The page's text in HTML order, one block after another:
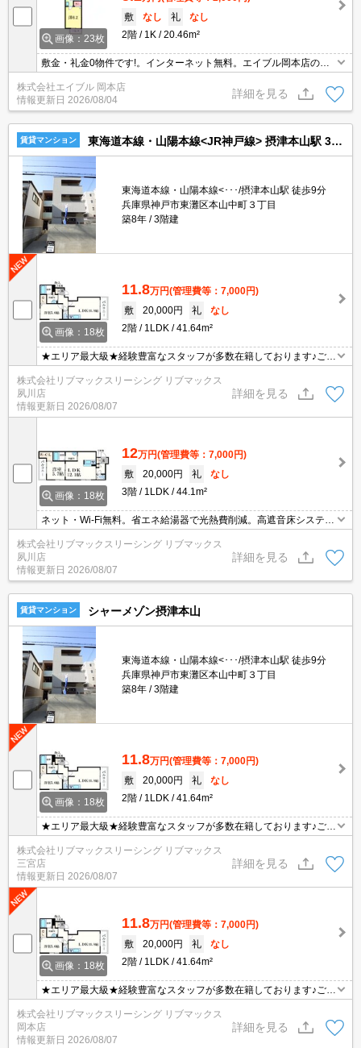
画像：23枚
敷
なし 礼
なし
2階
1K 20.46m²
敷金・礼金0物件です!。インターネット無料。エイブル岡本店の専
付き。南向きで日当り良好。初期費用・家賃カード払い可。引越指
定業者あり。
株式会社エイブル 岡本店
情報更新日 2026/08/04
詳細を見る
賃貸マンション 東海道本線・山陽本線<JR神戸線> 摂津本山駅 3階建 築8年
東海道本線・山陽本線<･･･/摂津本山駅 徒歩9分
兵庫県神戸市東灘区本山中町３丁目
築8年
3階建
画像：18枚
11.8万円(管理費等：7,000円)
敷
20,000円 礼
なし
2階
1LDK 41.64m²
★エリア最大級★経験豊富なスタッフが多数在籍しております♪ご要
能！オンライン内覧・オンライン契約等弊社に一度も来店せずとも
問題ありません♪弊社ではネットに掲載されている物件も全てご紹介
可能になりますので気になる物件は全て申し付けください★
株式会社リブマックスリーシング リブマックス
夙川店
情報更新日 2026/08/07
詳細を見る
画像：18枚
12万円(管理費等：7,000円)
敷
20,000円 礼
なし
3階
1LDK 44.1m²
ネット・Wi-Fi無料。省エネ給湯器で光熱費削減。高遮音床システム
費用分割払い相談可能。他社掲載物件もまとめてご紹介可能です。
問合せ当日でもご対応可能。土日祝日は混み合いますのでお早めに
ご予約ください。
株式会社リブマックスリーシング リブマックス
夙川店
情報更新日 2026/08/07
詳細を見る
賃貸マンション シャーメゾン摂津本山
東海道本線・山陽本線<･･･/摂津本山駅 徒歩9分
兵庫県神戸市東灘区本山中町３丁目
築8年
3階建
画像：18枚
11.8万円(管理費等：7,000円)
敷
20,000円 礼
なし
2階
1LDK 41.64m²
★エリア最大級★経験豊富なスタッフが多数在籍しております♪ご要
能！オンライン内覧・オンライン契約等弊社に一度も来店せずとも
問題ありません♪弊社ではネットに掲載されている物件も全てご紹介
可能になりますので気になる物件は全て申し付けください★
株式会社リブマックスリーシング リブマックス
三宮店
情報更新日 2026/08/07
詳細を見る
画像：18枚
11.8万円(管理費等：7,000円)
敷
20,000円 礼
なし
2階
1LDK 41.64m²
★エリア最大級★経験豊富なスタッフが多数在籍しております♪ご要
能！オンライン内覧・オンライン契約等弊社に一度も来店せずとも
問題ありません♪弊社ではネットに掲載されている物件も全てご紹介
可能になりますので気になる物件は全て申し付けください★
株式会社リブマックスリーシング リブマックス
岡本店
情報更新日 2026/08/07
詳細を見る